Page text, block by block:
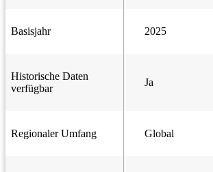
Basisjahr 2025
Historische Daten
verfügbar
Ja
Regionaler Umfang Global